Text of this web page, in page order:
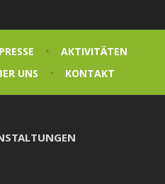
PRESSE
AKTIVITÄTEN
UNS KONTAKT